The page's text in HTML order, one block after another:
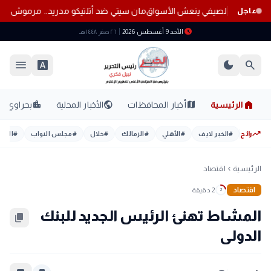
عاجل مان سيتي ضد أتلتيكو مدريد.. مرموش
schedule الأحد 9 أغسطس 2026 ٢٦ صفر ١٤٤٨ هـ
search
dark_mode
font_download
menu
home الرئيسية mapأخبار المحافظات publicالأخبار المحلية location_cityبحراوي
trending_upرائج #الخبر لايف #الأهلي #الزمالك #خلال #مجلس النواب #
الرئيسية chevron_left اقتصاد
اقتصاد 2 2 دقيقة
المشاط تهنئ الرئيس الجديد للبنك
الدولى
content_copy